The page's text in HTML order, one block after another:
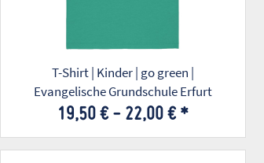
T-Shirt | Kinder | go green |
Evangelische Grundschule Erfurt
19,50 € - 22,00 € *